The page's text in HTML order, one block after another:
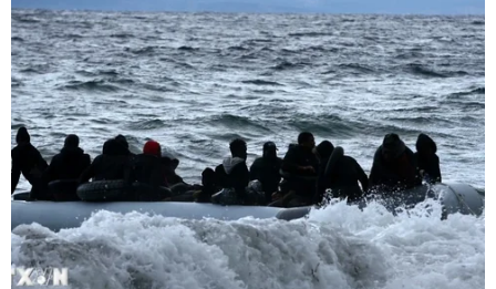
Ấm áp Chương trình “Xuân Quê hương-
Tiếng Việt thân thương” tại Thủ đô
Vientiane